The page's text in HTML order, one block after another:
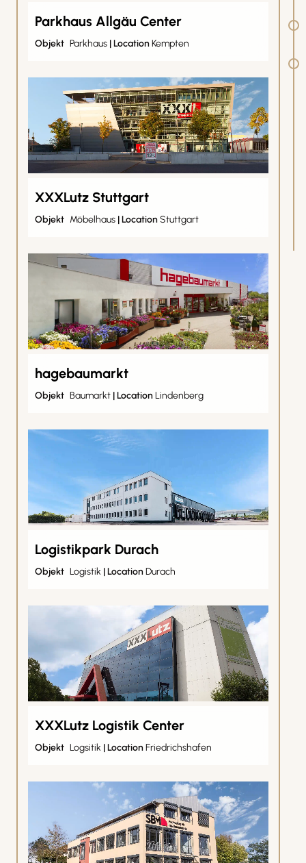
Parkhaus Allgäu Center
Objekt Parkhaus |LocationKempten
XXXLutz Stuttgart
Objekt Möbelhaus |LocationStuttgart
hagebaumarkt
Objekt Baumarkt |LocationLindenberg
Logistikpark Durach
Objekt Logistik |LocationDurach
XXXLutz Logistik Center
Objekt Logsitik |LocationFriedrichshafen